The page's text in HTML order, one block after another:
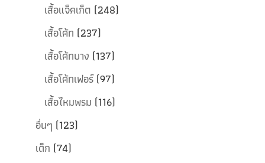
เสื้อแจ็คเก็ต (248)
เสื้อโค้ท (237)
เสื้อโค้ทบาง (137)
เสื้อโค้ทเฟอร์ (97)
เสื้อไหมพรม (116)
อื่นๆ (123)
เด็ก (74)